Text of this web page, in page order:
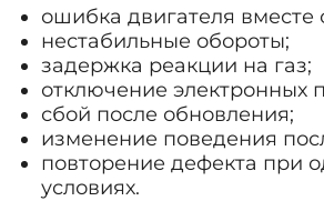
ошибка двигателя вместе
нестабильные обороты;
задержка реакции на газ;
отключение электронных
сбой после обновления;
изменение поведения
повторение дефекта при
условиях.